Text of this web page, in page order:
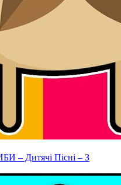
– Дитячі Пісні – З